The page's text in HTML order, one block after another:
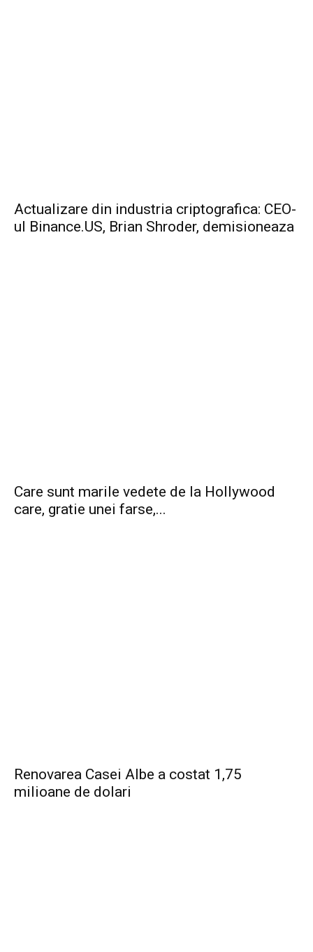
Actualizare din industria criptografica: CEO-
ul Binance.US, Brian Shroder, demisioneaza
Care sunt marile vedete de la Hollywood
care, gratie unei farse,...
Renovarea Casei Albe a costat 1,75
milioane de dolari